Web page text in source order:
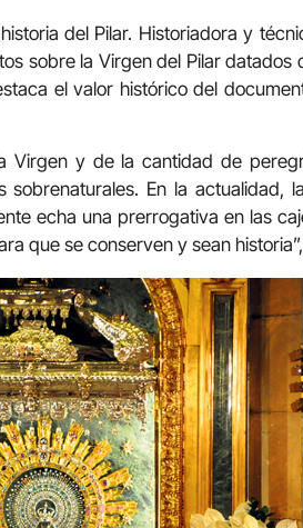
del Pilar. Historiadora y
sobre la Virgen del Pilar datados
el valor histórico del
Virgen y de la cantidad de
En la actualidad,
echa una prerrogativa en las
que se conserven y sean